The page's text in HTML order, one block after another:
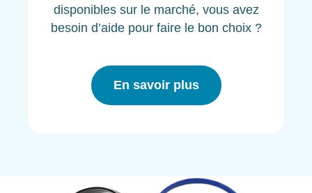
disponibles sur le marché, vous avez
besoin d’aide pour faire le bon choix ?
En savoir plus